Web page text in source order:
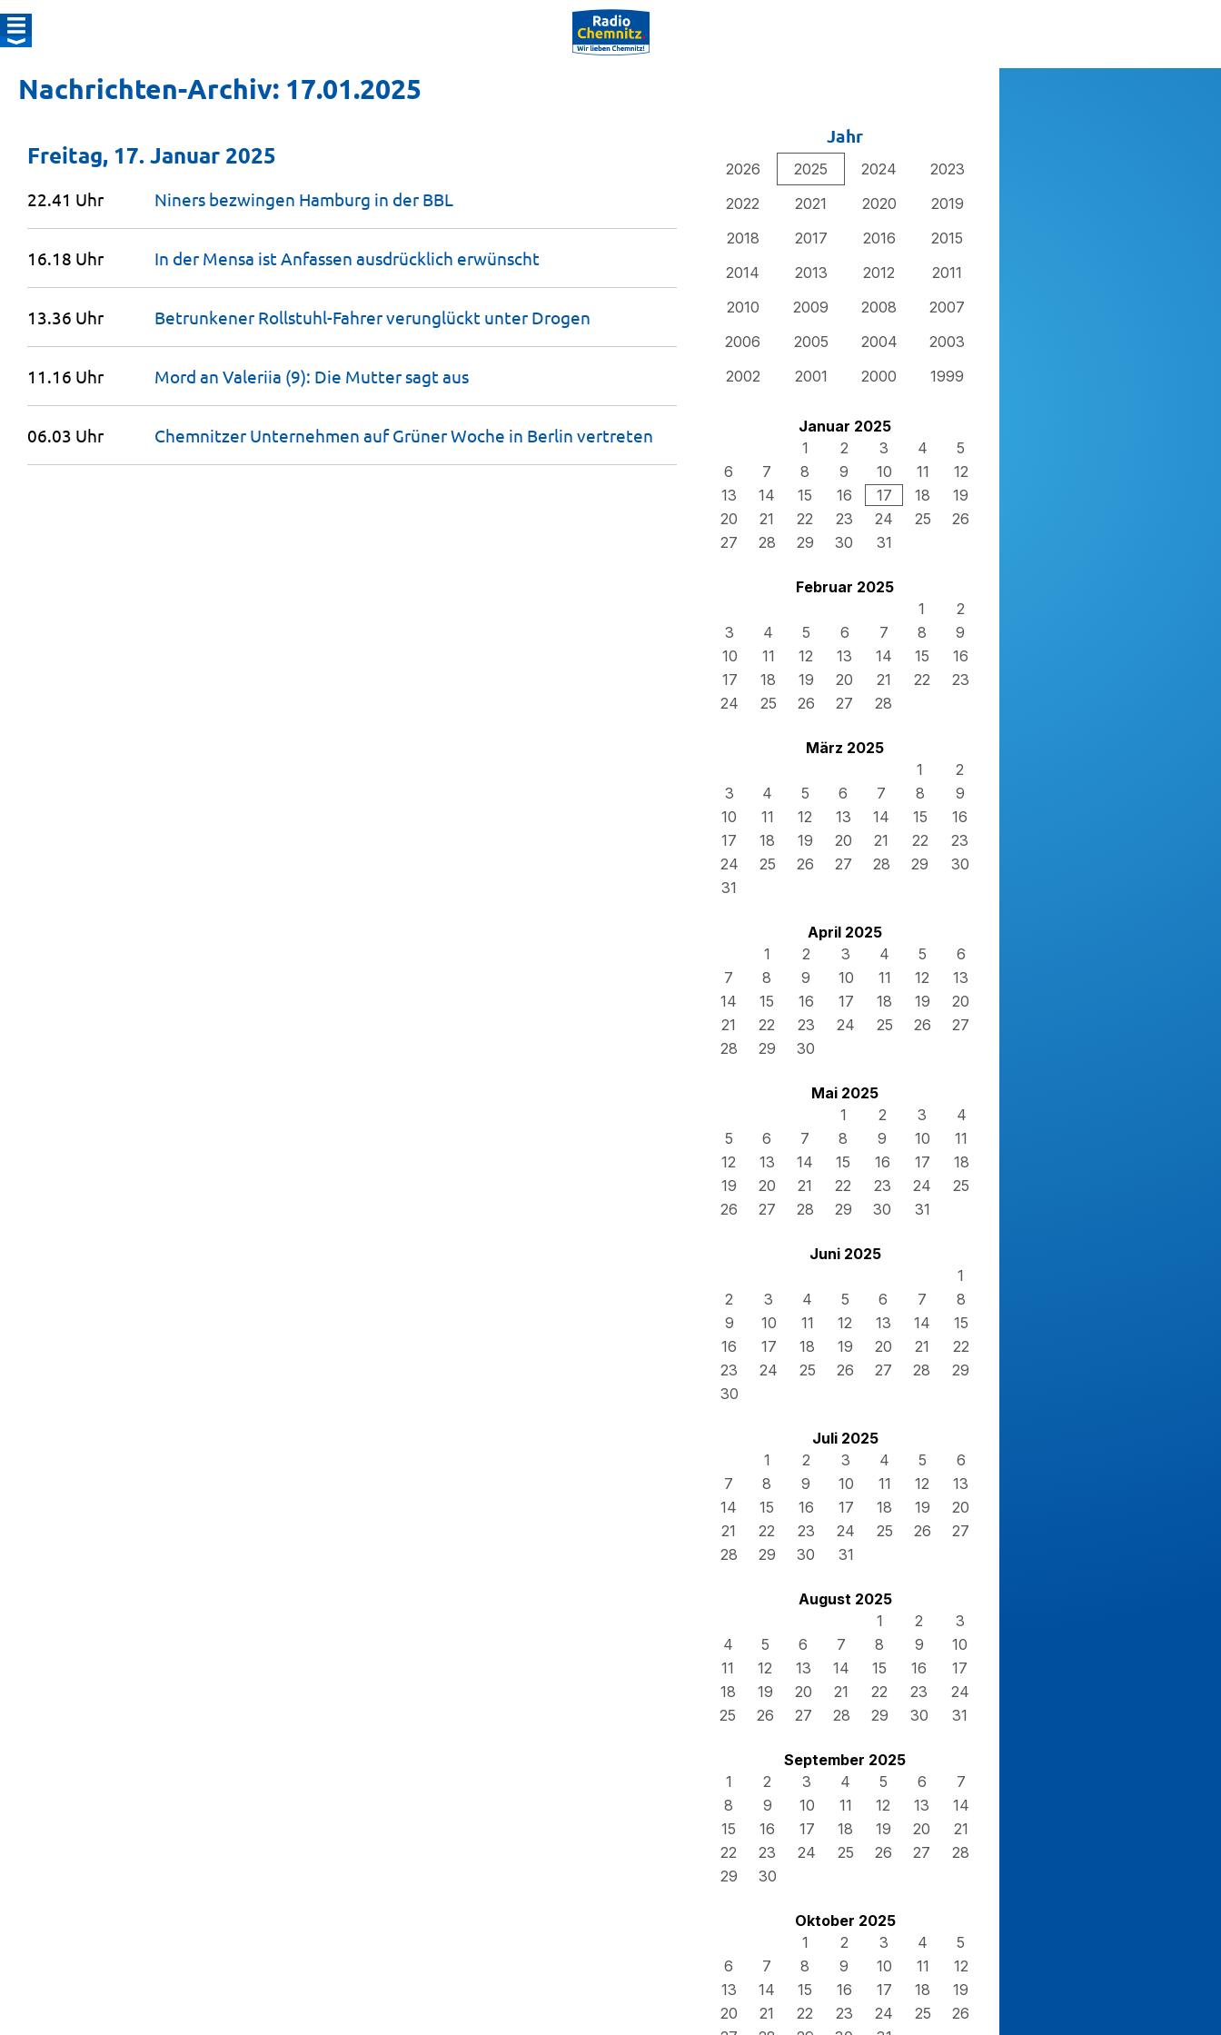
Nachrichten-Archiv: 17.01.2025
Jahr
2026 2025 2024
2023
2022
2021 2020
2019
2018
2017 2016
2015
2014
2013 2012
2011
2010
2009 2008
2007
2006
2005 2004
2003
2002
2001 2000 1999
Januar 2025
1
2 3 4
5
6
7 8 9 10 11
12
13
14 15 16 17 18
19
20
21 22 23 24 25
26
27
28 29 30 31
Februar 2025
1
2
3
4 5 6 7 8
9
10
11 12 13 14 15
16
17
18 19 20 21 22
23
24
25 26 27 28
März 2025
1
2
3
4 5 6 7 8
9
10
11 12 13 14 15
16
17
18 19 20 21 22
23
24
25 26 27 28 29
30
31
April 2025
1
2 3 4 5
6
7
8 9 10 11 12
13
14
15 16 17 18 19
20
21
22 23 24 25 26
27
28
29 30
Mai 2025
1
2 3
4
5
6 7 8 9 10
11
12
13 14 15 16 17
18
19
20 21 22 23 24
25
26
27 28 29 30 31
Juni 2025
1
2
3 4 5 6 7
8
9
10 11 12 13 14
15
16
17 18 19 20 21
22
23
24 25 26 27 28
29
30
Juli 2025
1
2 3 4 5
6
7
8 9 10 11 12
13
14
15 16 17 18 19
20
21
22 23 24 25 26
27
28
29 30 31
August 2025
1
2
3
4
5 6 7 8 9
10
11
12 13 14 15 16
17
18
19 20 21 22 23
24
25
26 27 28 29 30 31
September 2025
1
2 3 4 5 6
7
8
9 10 11 12 13
14
15
16 17 18 19 20
21
22
23 24 25 26 27
28
29
30
Oktober 2025
1
2 3 4
5
6
7 8 9 10 11
12
13
14 15 16 17 18
19
20
21 22 23 24 25
26
Freitag, 17. Januar 2025
22.41 Uhr Niners bezwingen Hamburg in der BBL
16.18 Uhr In der Mensa ist Anfassen ausdrücklich erwünscht
13.36 Uhr Betrunkener Rollstuhl-Fahrer verunglückt unter Drogen
11.16 Uhr Mord an Valeriia (9): Die Mutter sagtaus
06.03 Uhr Chemnitzer Unternehmen auf Grüner Woche in Berlin vertreten